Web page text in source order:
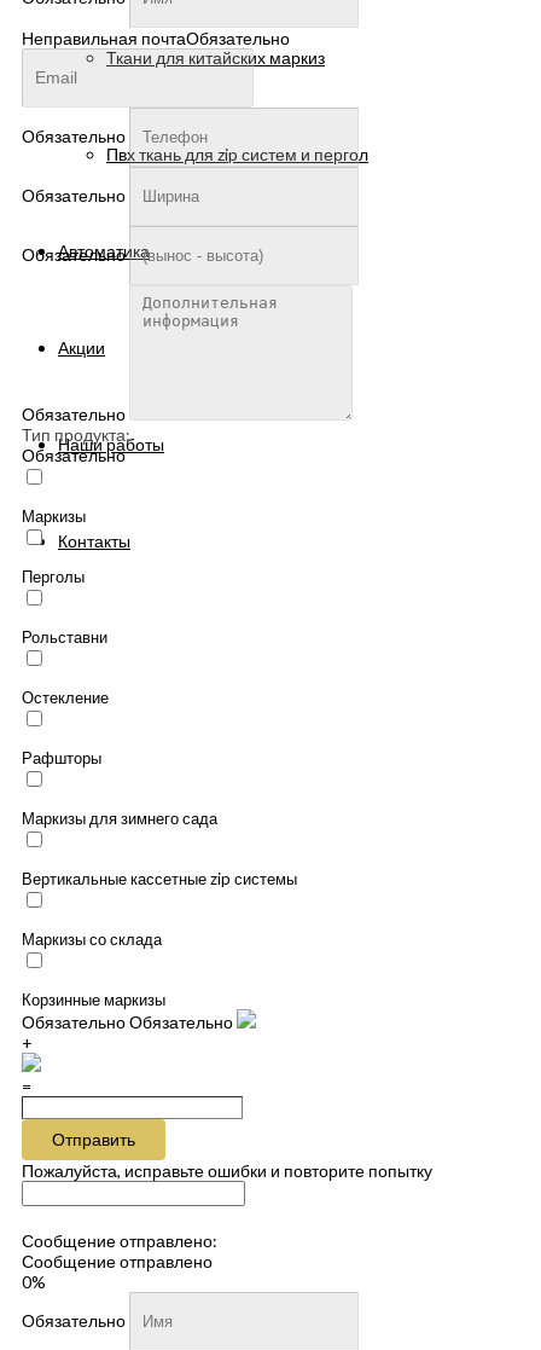
Ткани для китайских маркиз
Пвх ткань для zip систем и пергол
Автоматика
Акции
Наши работы
Контакты
Неправильная почтаОбязательно
Обязательно
Обязательно
Обязательно
Обязательно
Тип продукта:
Обязательно
Маркизы
Перголы
Рольставни
Остекление
Рафшторы
Маркизы для зимнего сада
Вертикальные кассетные zip системы
Маркизы со склада
Корзинные маркизы
ОбязательноОбязательно
+
=
Отправить
Пожалуйста, исправьте ошибки и повторите попытку
Сообщение отправлено:
Сообщение отправлено
0%
Обязательно